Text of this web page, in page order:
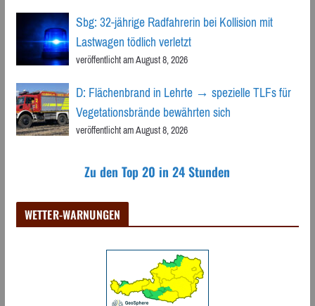
Sbg: 32-jährige Radfahrerin bei Kollision mit
Lastwagen tödlich verletzt
veröffentlicht am August 8, 2026
D: Flächenbrand in Lehrte → spezielle TLFs für
Vegetationsbrände bewährten sich
veröffentlicht am August 8, 2026
Zu den Top 20 in 24 Stunden
WETTER-WARNUNGEN